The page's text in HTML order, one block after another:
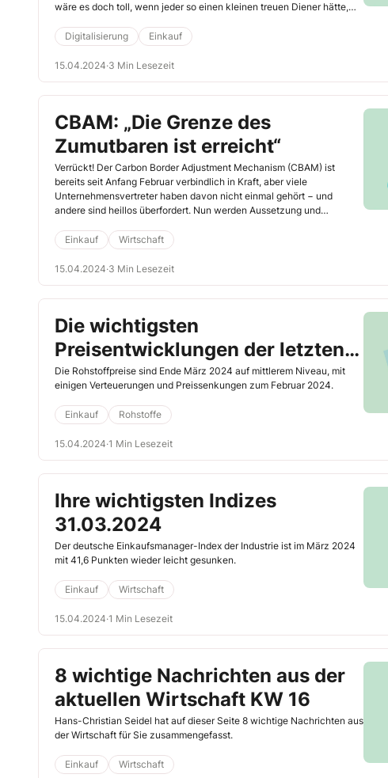
wäre es doch toll, wenn jeder so einen kleinen treuen Diener hätte,
Digitalisierung
Einkauf
15.04.2024·3 Min Lesezeit
CBAM: „Die Grenze des
Zumutbaren ist erreicht“
Verrückt! Der Carbon Border Adjustment Mechanism (CBAM) ist
bereits seit Anfang Februar verbindlich in Kraft, aber viele
Unternehmensvertreter haben davon nicht einmal gehört − und
andere sind heillos überfordert. Nun werden Aussetzung und
Einkauf
Wirtschaft
15.04.2024·3 Min Lesezeit
Die wichtigsten
Preisentwicklungen der letzten
Monate 31.03.2024
Die Rohstoffpreise sind Ende März 2024 auf mittlerem Niveau, mit
einigen Verteuerungen und Preissenkungen zum Februar 2024.
Einkauf Rohstoffe
15.04.2024·1 Min Lesezeit
Ihre wichtigsten Indizes
31.03.2024
Der deutsche Einkaufsmanager-Index der Industrie ist im März 2024
mit 41,6 Punkten wieder leicht gesunken.
Einkauf Wirtschaft
15.04.2024·1 Min Lesezeit
8 wichtige Nachrichten aus der
aktuellen Wirtschaft KW 16
Hans-Christian Seidel hat auf dieser Seite 8 wichtige Nachrichten aus
der Wirtschaft für Sie zusammengefasst.
Einkauf Wirtschaft